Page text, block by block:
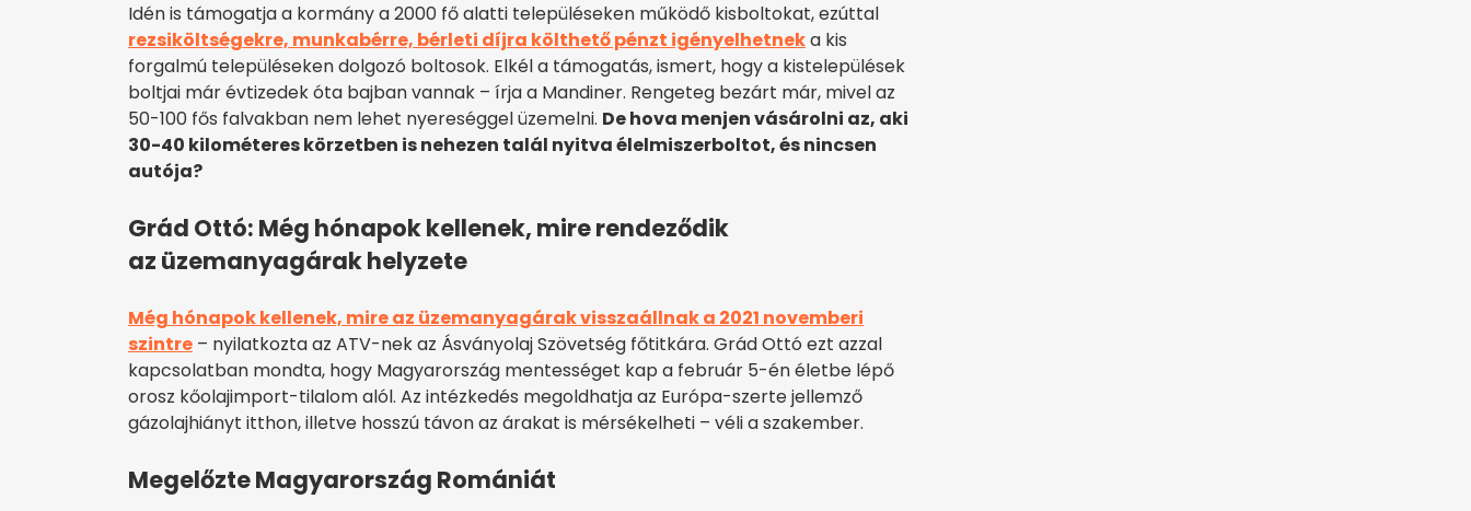
Idén is támogatja a kormány a 2000 fő alatti településeken működő kisboltokat, ezúttal
rezsiköltségekre, munkabérre, bérleti díjra költhető pénzt igényelhetneka kis
forgalmú településeken dolgozó boltosok. Elkél a támogatás, ismert, hogy a kistelepülések
boltjai már évtizedek óta bajban vannak – írja a Mandiner. Rengeteg bezárt már, mivel az
50-100 fős falvakban nem lehet nyereséggel üzemelni. De hova menjen vásárolni az, aki
30-40 kilométeres körzetben is nehezen talál nyitva élelmiszerboltot, és nincsen
autója?
Grád Ottó: Még hónapok kellenek, mire rendeződik
az üzemanyagárak helyzete
Még hónapok kellenek, mire az üzemanyagárak visszaállnak a 2021 novemberi
szintre – nyilatkozta az ATV-nek az Ásványolaj Szövetség főtitkára. Grád Ottó ezt azzal
kapcsolatban mondta, hogy Magyarország mentességet kap a február 5-én életbe lépő
orosz kőolajimport-tilalom alól. Az intézkedés megoldhatja az Európa-szerte jellemző
gázolajhiányt itthon, illetve hosszú távon az árakat is mérsékelheti – véli a szakember.
Megelőzte Magyarország Romániát